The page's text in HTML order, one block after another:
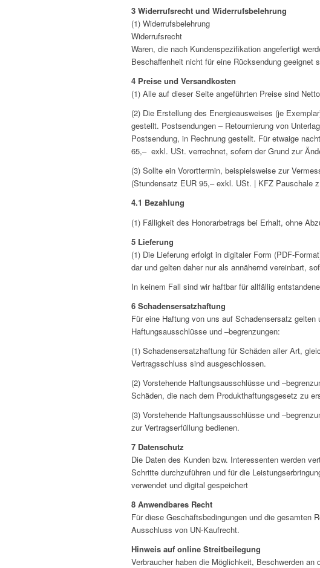
3 Widerrufsrecht und Widerrufsbelehrung
(1) Widerrufsbelehrung
Widerrufsrecht
Waren, die nach Kundenspezifikation angefertigt
Beschaffenheit nicht für eine Rücksendung geeignet
4 Preise und Versandkosten
(1) Alle auf dieser Seite angeführten Preise sind
(2) Die Erstellung des Energieausweises (je
gestellt. Postsendungen – Retournierung von
Postsendung, in Rechnung gestellt. Für etwaige
65,– exkl. USt. verrechnet, sofern der Grund zur
(3) Sollte ein Vororttermin, beispielsweise zur
(Stundensatz EUR 95,– exkl. USt. | KFZ Pauschale
4.1 Bezahlung
(1) Fälligkeit des Honorarbetrags bei Erhalt, ohne
5 Lieferung
(1) Die Lieferung erfolgt in digitaler Form (PDF-
dar und gelten daher nur als annähernd vereinbart,
In keinem Fall sind wir haftbar für allfällig
6 Schadensersatzhaftung
Für eine Haftung von uns auf Schadensersatz
Haftungsausschlüsse und –begrenzungen:
(1) Schadensersatzhaftung für Schäden aller Art,
Vertragsschluss sind ausgeschlossen.
(2) Vorstehende Haftungsausschlüsse und
Schäden, die nach dem Produkthaftungsgesetz zu
(3) Vorstehende Haftungsausschlüsse und
zur Vertragserfüllung bedienen.
7 Datenschutz
Die Daten des Kunden bzw. Interessenten werden
Schritte durchzuführen und für die
verwendet und digital gespeichert
8 Anwendbares Recht
Für diese Geschäftsbedingungen und die gesamten
Ausschluss von UN-Kaufrecht.
Hinweis auf online Streitbeilegung
Verbraucher haben die Möglichkeit, Beschwerden